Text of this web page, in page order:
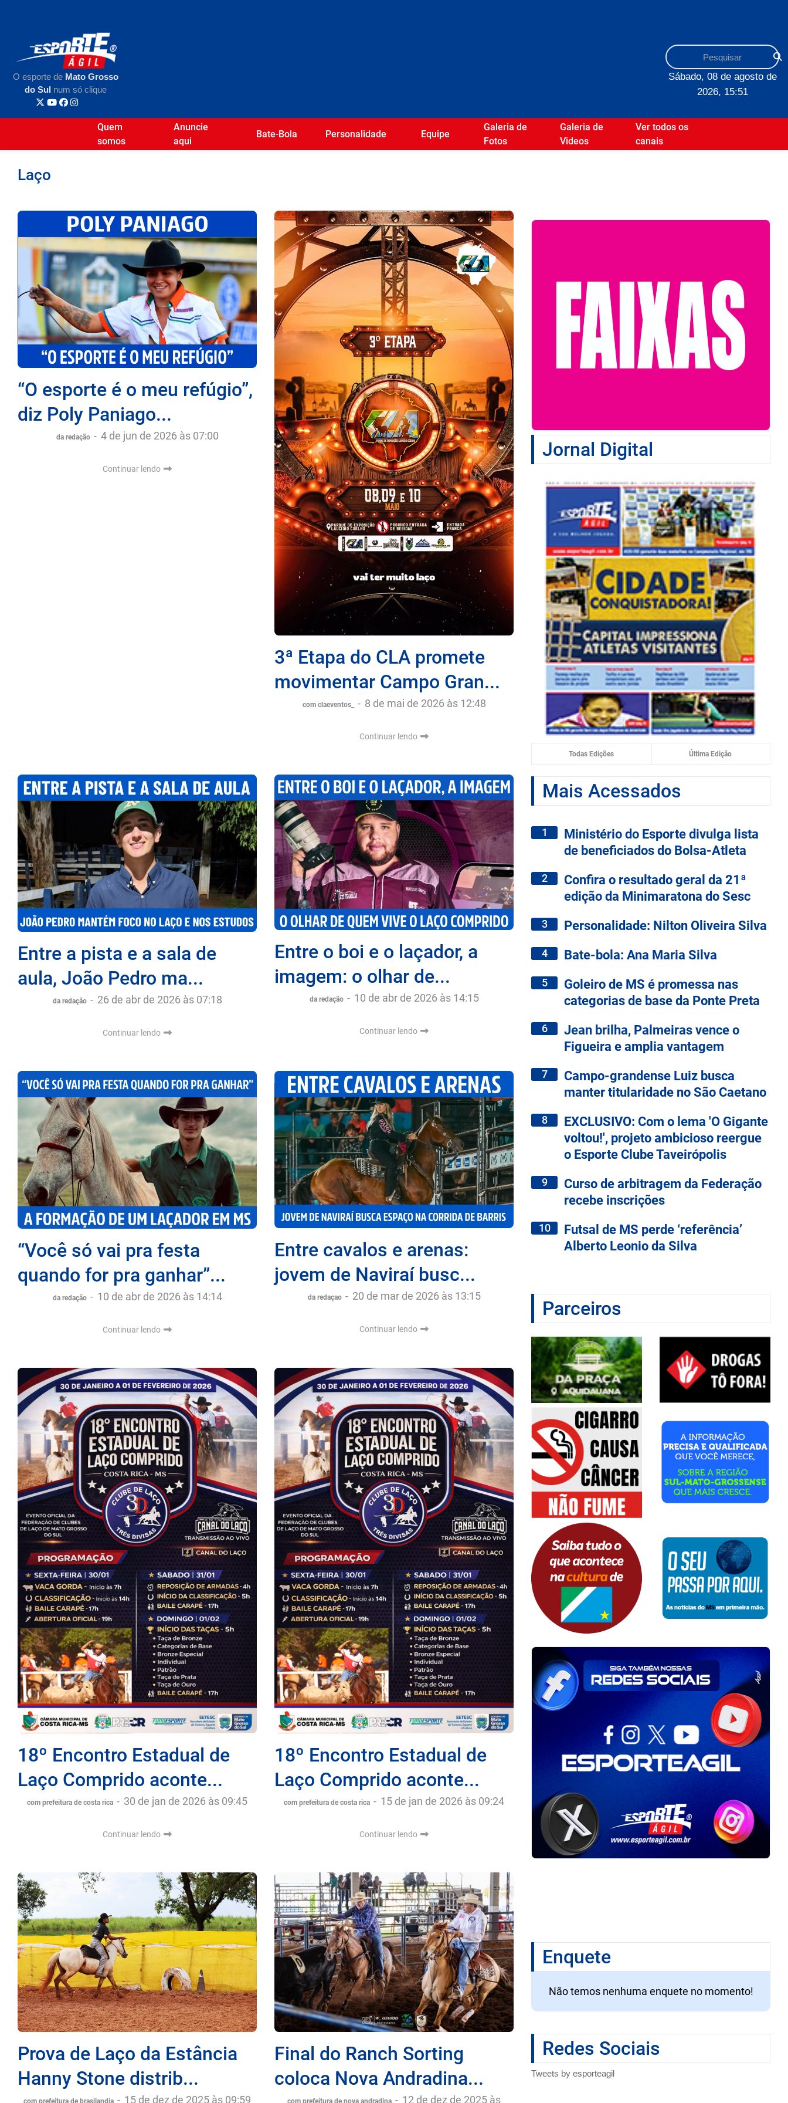
O esporte de Mato Grosso
do Sul num só clique
Sábado, 08 de agosto de
2026, 15:51
Quem
somos
Anuncie
aqui
Bate-Bola Personalidade Equipe
Galeria de
Fotos
Galeria de
Videos
Ver todos os
canais
Laço
“O esporte é o meu refúgio”,
diz Poly Paniago...
da redação - 4 de jun de 2026 às 07:00
Continuar lendo
3ª Etapa do CLA promete
movimentar Campo Gran...
com claeventos_ - 8 de mai de 2026 às 12:48
Continuar lendo
Entre a pista e a sala de
aula, João Pedro ma...
da redação - 26 de abr de 2026 às 07:18
Continuar lendo
Entre o boi e o laçador, a
imagem: o olhar de...
da redação - 10 de abr de 2026 às 14:15
Continuar lendo
“Você só vai pra festa
quando for pra ganhar”...
da redação - 10 de abr de 2026 às 14:14
Continuar lendo
Entre cavalos e arenas:
jovem de Naviraí busc...
da redaçao - 20 de mar de 2026 às 13:15
Continuar lendo
18º Encontro Estadual de
Laço Comprido aconte...
com prefeitura de costa rica - 30 de jan de 2026 às 09:45
Continuar lendo
18º Encontro Estadual de
Laço Comprido aconte...
com prefeitura de costa rica - 15 de jan de 2026 às 09:24
Continuar lendo
Prova de Laço da Estância
Hanny Stone distrib...
com prefeitura de brasilandia - 15 de dez de 2025 às 09:59
Final do Ranch Sorting
coloca Nova Andradina...
com prefeitura de nova andradina - 12 de dez de 2025 às
Jornal Digital
Todas Edições Última Edição
Mais Acessados
1
Ministério do Esporte divulga lista
de beneficiados do Bolsa-Atleta
2
Confira o resultado geral da 21ª
edição da Minimaratona do Sesc
3 Personalidade: Nilton Oliveira Silva
4 Bate-bola: Ana Maria Silva
5
Goleiro de MS é promessa nas
categorias de base da Ponte Preta
6
Jean brilha, Palmeiras vence o
Figueira e amplia vantagem
7
Campo-grandense Luiz busca
manter titularidade no São Caetano
8
EXCLUSIVO: Com o lema 'O Gigante
voltou!', projeto ambicioso reergue
o Esporte Clube Taveirópolis
9
Curso de arbitragem da Federação
recebe inscrições
10
Futsal de MS perde ‘referência’
Alberto Leonio da Silva
Parceiros
Enquete
Não temos nenhuma enquete no momento!
Redes Sociais
Tweets by esporteagil